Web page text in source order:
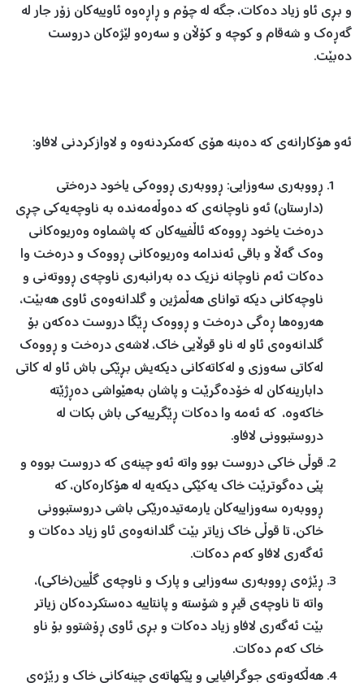
و بڕی ئاو زیاد دەكات، جگە لە چۆم و ڕاڕەوە ئاوییەكان زۆر جار لە
گەڕەك و شەقام و كوچە و كۆڵان و سەرەو لێژەكان دروست
دەبێت.
ئەو هۆكارانەی كە دەبنە هۆی كەمكردنەوە و لاوازكردنی لافاو:
ڕووبەری سەوزایی: ڕووبەری ڕووەكی یاخود درەختی
(دارستان) ئەو ناوچانەی كە دەوڵەمەندە بە ناوچەیەكی چڕی
درەخت یاخود ڕووەكە ئاڵفییەكان كە پاشماوە وەریوەكانی
وەك گەڵا و باقی ئەندامە وەریوەكانی ڕووەك و درەخت وا
دەكات ئەم ناوچانە نزیك دە بەرانبەری ناوچەی ڕووتەنی و
ناوچەكانی دیكە توانای هەڵمژین و گلدانەوەی ئاوی هەبێت،
هەروەها ڕەگی درەخت و ڕووەك ڕێگا دروست دەكەن بۆ
گلدانەوەی ئاو لە ناو قوڵایی خاك، لاشەی درەخت و ڕووەك
لەكاتی سەوزی و لەكاتەكانی دیكەیش بڕێكی باش ئاو لە كاتی
دابارینەكان لە خۆدەگرێت و پاشان بەهێواشی دەڕژێتە
خاكەوە، كە ئەمە وا دەكات ڕێگرییەكی باش بكات لە
دروستبوونی لافاو.
قوڵی خاكی دروست بوو واتە ئەو چینەی كە دروست بووە و
پێی دەگوترێت خاك یەكێكی دیكەیە لە هۆكارەكان، كە
ڕووبەرە سەوزاییەكان یارمەتیدەرێكی باشی دروستبوونی
خاكن، تا قوڵی خاك زیاتر بێت گلدانەوەی ئاو زیاد دەكات و
ئەگەری لافاو كەم دەكات.
ڕێژەی ڕووبەری سەوزایی و پارك و ناوچەی گڵیین(خاكی)،
واتە تا ناوچەی قیڕ و شۆستە و پانتاییە دەستكردەكان زیاتر
بێت ئەگەری لافاو زیاد دەكات و بڕی ئاوی ڕۆشتوو بۆ ناو
خاك كەم دەكات.
هەڵكەوتەی جوگرافیایی و پێكهاتەی چینەكانی خاك و ڕێژەی